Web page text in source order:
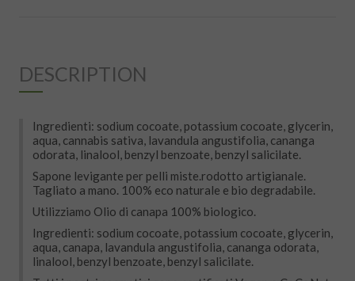
DESCRIPTION
Ingredienti: sodium cocoate, potassium cocoate, glycerin,
aqua, cannabis sativa, lavandula angustifolia, cananga
odorata, linalool, benzyl benzoate, benzyl salicilate.
Sapone levigante per pelli miste.rodotto artigianale.
Tagliato a mano. 100% eco naturale e bio degradabile.
Utilizziamo Olio di canapa 100% biologico.
Ingredienti: sodium cocoate, potassium cocoate, glycerin,
aqua, canapa, lavandula angustifolia, cananga odorata,
linalool, benzyl benzoate, benzyl salicilate.